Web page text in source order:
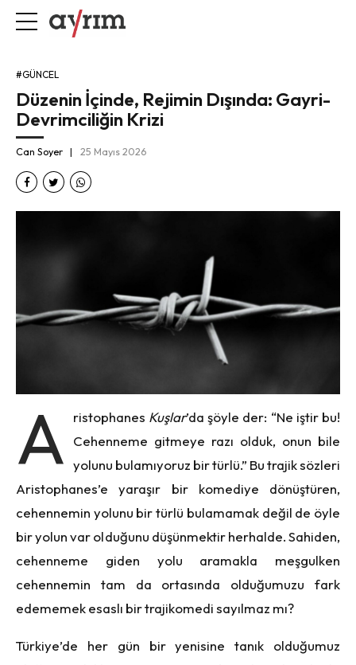
#GÜNCEL
Düzenin İçinde, Rejimin Dışında: Gayri-
Devrimciliğin Krizi
Can Soyer 25 Mayıs 2026
A ristophanes Kuşlar’da şöyle der: “Ne iştir bu!
Cehenneme gitmeye razı olduk, onun bile
yolunu bulamıyoruz bir türlü.” Bu trajik sözleri
Aristophanes’e yaraşır bir komediye dönüştüren,
cehennemin yolunu bir türlü bulamamak değil de öyle
bir yolun var olduğunu düşünmektir herhalde. Sahiden,
cehenneme giden yolu aramakla meşgulken
cehennemin tam da ortasında olduğumuzu fark
edememek esaslı bir trajikomedi sayılmaz mı?
Türkiye’de her gün bir yenisine tanık olduğumuz